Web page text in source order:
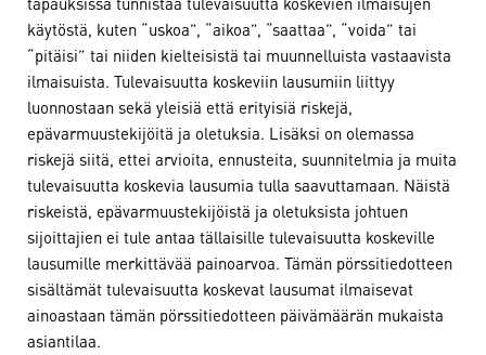
käytöstä, kuten “uskoa”, “aikoa”, “saattaa”, “voida” tai
“pitäisi” tai niiden kielteisistä tai muunnelluista vastaavista
ilmaisuista. Tulevaisuutta koskeviin lausumiin liittyy
luonnostaan sekä yleisiä että erityisiä riskejä,
epävarmuustekijöitä ja oletuksia. Lisäksi on olemassa
riskejä siitä, ettei arvioita, ennusteita, suunnitelmia ja muita
tulevaisuutta koskevia lausumia tulla saavuttamaan. Näistä
riskeistä, epävarmuustekijöistä ja oletuksista johtuen
sijoittajien ei tule antaa tällaisille tulevaisuutta koskeville
lausumille merkittävää painoarvoa. Tämän pörssitiedotteen
sisältämät tulevaisuutta koskevat lausumat ilmaisevat
ainoastaan tämän pörssitiedotteen päivämäärän mukaista
asiantilaa.